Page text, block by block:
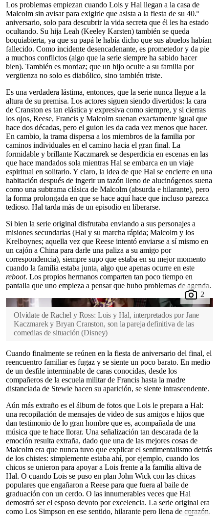
Los problemas empiezan cuando Lois y Hal llegan a la casa de
Malcolm sin avisar para exigirle que asista a la fiesta de su 40.º
aniversario, solo para descubrir la vida secreta que él les ha estado
ocultando. Su hija Leah (Keeley Karsten) también se queda
boquiabierta, ya que su papá le había dicho que sus abuelos habían
fallecido. Como incidente desencadenante, es prometedor y da pie
a muchos conflictos (algo que la serie siempre ha sabido hacer
bien). También es mordaz; que un hijo oculte a su familia por
vergüenza no solo es diabólico, sino también triste.
Es una verdadera lástima, entonces, que la serie nunca llegue a la
altura de su premisa. Los actores siguen siendo divertidos: la cara
de Cranston es tan elástica y expresiva como siempre, y si cierras
los ojos, Reese, Francis y Malcolm suenan exactamente igual que
hace dos décadas, pero el guion les da cada vez menos que hacer.
En cambio, la trama dispersa a los miembros de la familia por
caminos individuales en el camino hacia el gran final. La
formidable y brillante Kaczmarek se desperdicia en escenas en las
que hace mandados sola mientras Hal se embarca en un viaje
espiritual en solitario. Y claro, la idea de que Hal se encierre en una
habitación después de ingerir un tazón lleno de alucinógenos suena
como una subtrama clásica de Malcolm (absurda e hilarante), pero
la forma prolongada en que se hace aquí hace que incluso parezca
tedioso. Hal tarda más de un episodio en liberarse.
Si bien la serie original disfrutaba enviando a sus personajes a
misiones secundarias (Hal y su marcha rápida; Malcolm y los
Krelboynes; aquella vez que Reese intentó enviarse a sí mismo en
un cajón a China para darle una paliza a su amigo por
correspondencia), siempre supo que estaba en su mejor momento
cuando la familia estaba junta, algo que apenas ocurre en este
reboot. Los propios hermanos comparten tan poco tiempo en
pantalla que uno empieza a pensar que hubo problemas de agenda.
Olvídate de Rachel y Ross: Lois y Hal, interpretados por Jane
Kaczmarek y Bryan Cranston, son la pareja definitiva de las
comedias de situación (Disney)
Cuando finalmente se reúnen en la fiesta de aniversario del final, el
reencuentro familiar es fugaz y se siente un poco barato. En medio
de un desfile interminable de caras conocidas, desde los
compañeros de la escuela militar de Francis hasta la madre
distanciada de Stewie hacen su aparición, se siente intrascendente.
Aún más extraño es el álbum de fotos que Lois le prepara a Hal:
una recopilación de mensajes de video de sus amigos e hijos que
dan testimonio de lo gran hombre que es, acompañada de una
música que te hace llorar. Una señalización tan descarada de la
emoción resulta extraña, dado que una de las mejores cosas de
Malcolm era que nunca tuvo que explicar el sentimentalismo detrás
de los chistes: simplemente estaba ahí, por ejemplo, cuando los
chicos se unieron para apoyar a Lois frente a la familia altiva de
Hal. O cuando Lois se puso en plan John Wick con las chicas
populares que engañaron a Reese para que fuera al baile de
graduación con un cerdo. O las innumerables veces que Hal
demostró ser el esposo devoto por excelencia. La serie original era
como Los Simpson en ese sentido, hilarante pero llena de corazón.